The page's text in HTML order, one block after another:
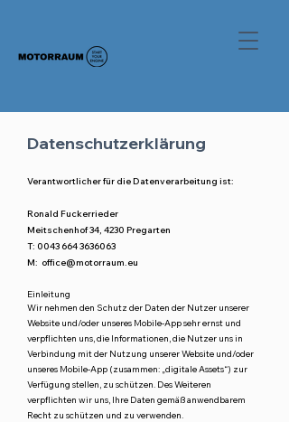
Datenschutzerklärung
Verantwortlicher für die Datenverarbeitung ist:
Ronald Fuckerrieder​
Meitschenhof 34, 4230 Pregarten
T: 0043 664 3636063
M: office@motorraum.eu
Einleitung
Wir nehmen den Schutz der Daten der Nutzer unserer
Website und/oder unseres Mobile-App sehr ernst und
verpflichten uns, die Informationen, die Nutzer uns in
Verbindung mit der Nutzung unserer Website und/oder
unseres Mobile-App (zusammen: „digitale Assets“) zur
Verfügung stellen, zu schützen. Des Weiteren
verpflichten wir uns, Ihre Daten gemäß anwendbarem
Recht zu schützen und zu verwenden.